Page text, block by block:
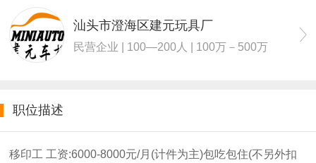
汕头市澄海区建元玩具厂
民营企业 | 100—200人 | 100万－500万
职位描述
移印工 工资:6000-8000元/月(计件为主)包吃包住(不另外扣